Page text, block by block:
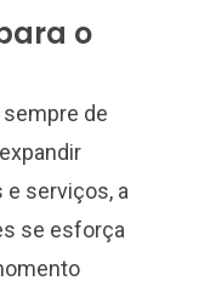
o
de
e serviços, a
se esforça